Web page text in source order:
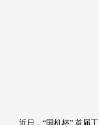
近日，“国机杯” 首届